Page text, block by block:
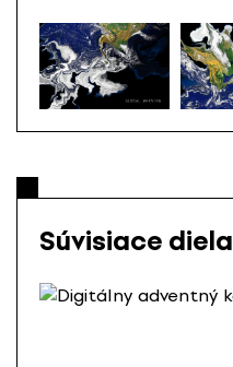
Súvisiace diela